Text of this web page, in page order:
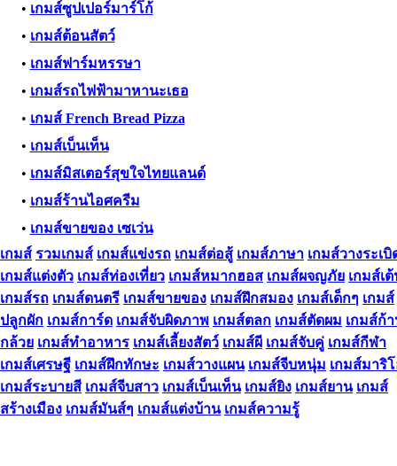
• เกมส์ซูปเปอร์มาร์โก้
• เกมส์ต้อนสัตว์
• เกมส์ฟาร์มหรรษา
• เกมส์รถไฟฟ้ามาหานะเธอ
• เกมส์ French Bread Pizza
• เกมส์เบ็นเท็น
• เกมส์มิสเตอร์สุขใจไทยแลนด์
• เกมส์ร้านไอศครีม
• เกมส์ขายของ เซเว่น
เกมส์ รวมเกมส์ เกมส์แข่งรถ เกมส์ต่อสู้ เกมส์ภาษา เกมส์วางระเบิ
เกมส์แต่งตัว เกมส์ท่องเที่ยว เกมส์หมากฮอส เกมส์ผจญภัย เกมส์เ
เกมส์รถ เกมส์ดนตรี เกมส์ขายของ เกมส์ฝึกสมอง เกมส์เด็กๆ เกมส์
ปลูกผัก เกมส์การ์ด เกมส์จับผิดภาพ เกมส์ตลก เกมส์ตัดผม เกมส์ก้
กล้วย เกมส์ทําอาหาร เกมส์เลี้ยงสัตว์ เกมส์ผี เกมส์จับคู่ เกมส์กีฬา
เกมส์เศรษฐี เกมส์ฝึกทักษะ เกมส์วางแผน เกมส์จีบหนุ่ม เกมส์มาริ
เกมส์ระบายสี เกมส์จีบสาว เกมส์เบ็นเท็น เกมส์ยิง เกมส์ยาน เกมส์
สร้างเมือง เกมส์มันส์ๆ เกมส์แต่งบ้าน เกมส์ความรู้